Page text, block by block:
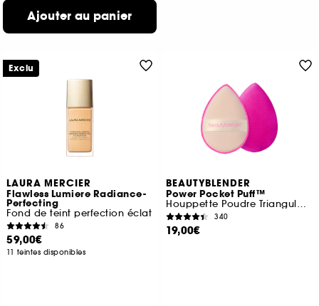
Ajouter au panier
LAURA MERCIER
Flawless Lumiere Radiance-
Perfecting
Fond de teint perfection éclat
86
59,00€
11 teintes disponibles
Exclu
BEAUTYBLENDER
Power Pocket Puff™
Houppette Poudre Triangulaire Double Face
340
19,00€